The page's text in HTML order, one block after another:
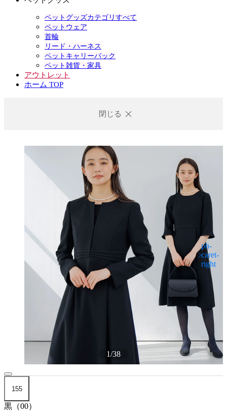
ペットグッズカテゴリすべて
ペットウェア
首輪
リード・ハーネス
ペットキャリーバック
ペット雑貨・家具
アウトレット
ホーム TOP
閉じる
1/38
155
黒（00）